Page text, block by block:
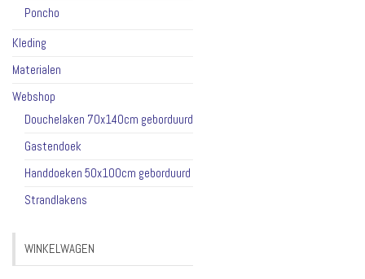
Poncho
Kleding
Materialen
Webshop
Douchelaken 70x140cm geborduurd
Gastendoek
Handdoeken 50x100cm geborduurd
Strandlakens
WINKELWAGEN